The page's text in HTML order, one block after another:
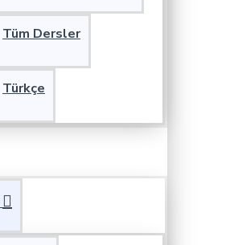
Tüm Dersler
Türkçe